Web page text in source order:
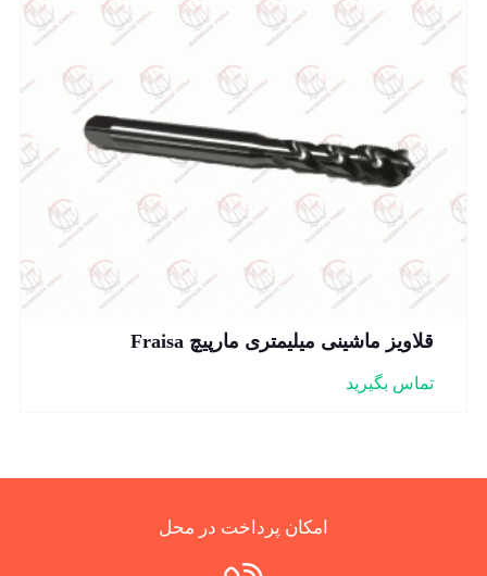
قلاویز ماشینی میلیمتری مارپیچ Fraisa
تماس بگیرید
امکان پرداخت در محل